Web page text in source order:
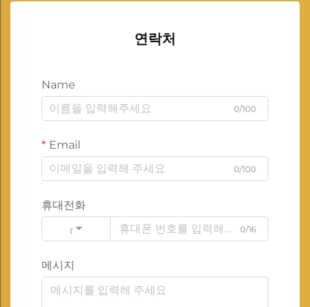
연락처
Name
0/100
Email
0/100
휴대전화
Code
0/16
메시지